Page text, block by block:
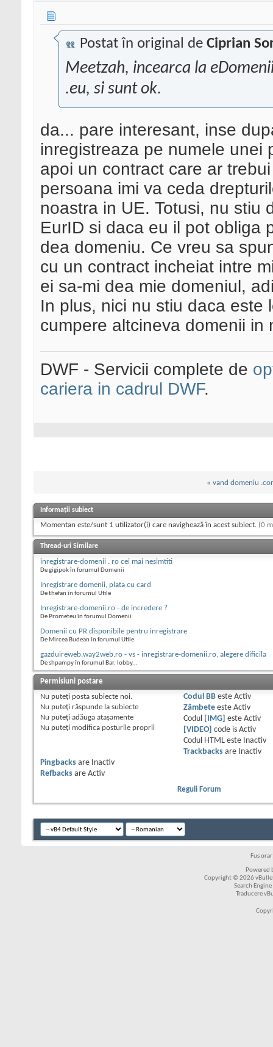
Postat în original de Ciprian
Meetzah, incearca la
.eu, si sunt ok.
da... pare interesant, inse
inregistreaza pe numele unei
apoi un contract care ar
persoana imi va ceda
noastra in UE. Totusi, nu stiu
EurID si daca eu il pot obliga
dea domeniu. Ce vreu sa
cu un contract incheiat intre
ei sa-mi dea mie domeniul,
In plus, nici nu stiu daca este
cumpere altcineva domenii in
DWF - Servicii complete de
cariera in cadrul DWF.
« vand domeniu
Informații subiect
Momentan este/sunt 1 utilizator(i) care navighează în acest subiect. (0
Thread-uri Similare
inregistrare-domenii . ro cei mai nesimtiti
De gigipok în forumul Domenii
Inregistrare domenii, plata cu card
De thefan în forumul Utile
Inregistrare-domenii.ro - de incredere ?
De Prometeu în forumul Domenii
Domenii cu PR disponibile pentru inregistrare
De Mircea Budean în forumul Utile
gazduireweb.way2web.ro - vs - inregistrare-domenii.ro, alegere dificila
De shpampy în forumul Bar, lobby...
Permisiuni postare
Nu puteţi posta subiecte noi.
Nu puteţi răspunde la subiecte
Nu puteţi adăuga ataşamente
Nu puteţi modifica posturile proprii
Codul BBeste Activ
Zâmbeteeste Activ
Codul
[IMG] este Activ
[VIDEO]
code is Activ
Codul HTML este
Inactiv
Trackbacksare
Inactiv
Pingbacks are
Inactiv
Refbacks are Activ
Reguli Forum
Fus
Powered
Copyright © 2026
Search
Traducere